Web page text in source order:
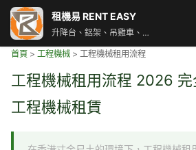
首頁 > 工程機械 > 工程機械租用流程
工程機械租用流程 2026
工程機械租賃
租機易 RENT EASY
升降台、鋁架、吊雞車、街燈車 即時叫車配對服務